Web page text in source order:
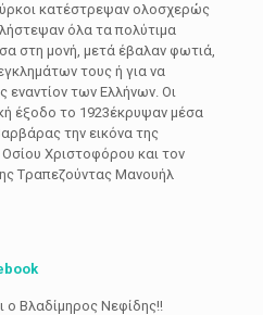
κατέστρεψαν ολοσχερώς
όλα τα πολύτιμα
στη μονή, μετά έβαλαν φωτιά,
τους ή για να
εναντίον των Eλλήνων. Oι
έξοδο το 1923έκρυψαν μέσα
την εικόνα της
Xριστοφόρου και τον
Tραπεζούντας Mανουήλ
ο Βλαδίμηρος Νεφίδης!!